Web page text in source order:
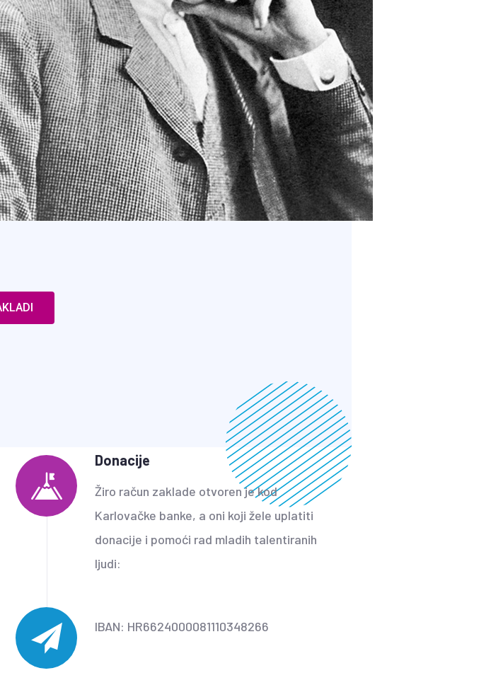
Donacije
Žiro račun zaklade otvoren je kod
Karlovačke banke, a oni koji žele uplatiti
donacije i pomoći rad mladih talentiranih
ljudi:
IBAN: HR6624000081110348266